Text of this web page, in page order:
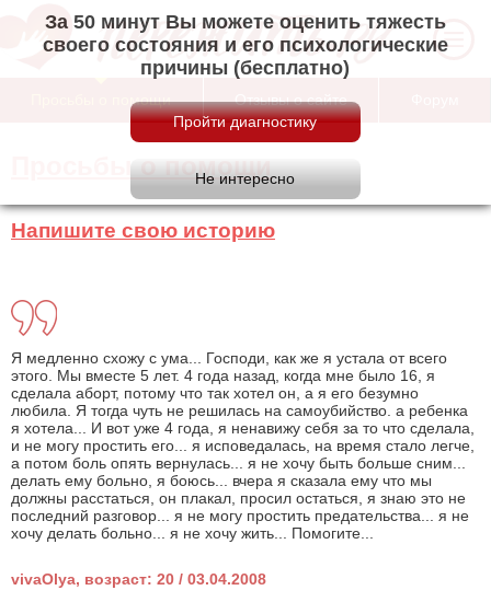
За 50 минут Вы можете оценить тяжесть
своего состояния и его психологические
причины (бесплатно)
Просьбы о помощи Отзывы о сайте
Просьбы о помощи
Напишите свою историю
Я медленно схожу с ума... Господи, как же я устала от всего
этого. Мы вместе 5 лет. 4 года назад, когда мне было 16, я
сделала аборт, потому что так хотел он, а я его безумно
любила. Я тогда чуть не решилась на самоубийство. а ребенка
я хотела... И вот уже 4 года, я ненавижу себя за то что сделала,
и не могу простить его... я исповедалась, на время стало легче,
а потом боль опять вернулась... я не хочу быть больше сним...
делать ему больно, я боюсь... вчера я сказала ему что мы
должны расстаться, он плакал, просил остаться, я знаю это не
последний разговор... я не могу простить предательства... я не
хочу делать больно... я не хочу жить... Помогите...
vivaOlya, возраст: 20 / 03.04.2008